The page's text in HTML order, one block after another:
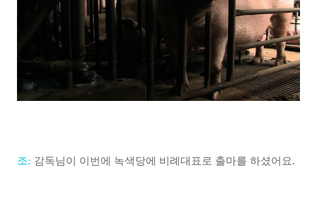
조: 감독님이 이번에 녹색당에 비례대표로 출마를 하셨어요.